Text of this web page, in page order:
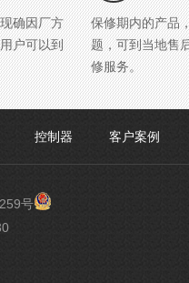
确因厂方
户可以到
保修期内的产品
题，可到当地售
修服务。
控制器 客户案例
号 渝